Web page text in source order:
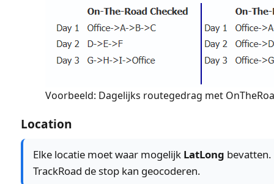
Voorbeeld: Dagelijks routegedrag met
Location
Elke locatie moet waar mogelijk LatLong
TrackRoad de stop kan geocoderen.